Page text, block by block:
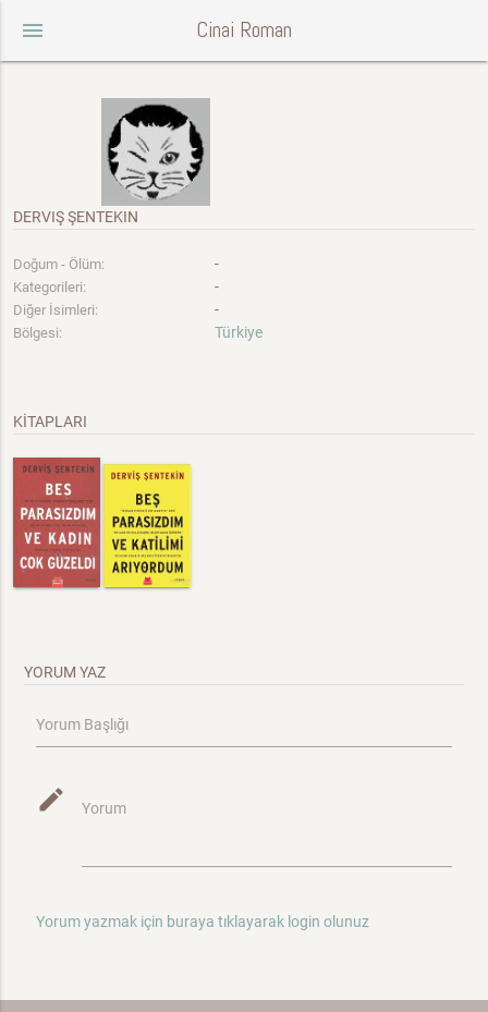
menu Cinai Roman
DERVIŞ ŞENTEKIN
Doğum - Ölüm: -
Kategorileri: -
Diğer İsimleri: -
Bölgesi: Türkiye
KİTAPLARI
YORUM YAZ
Yorum Başlığı
mode_edit Yorum
Yorum yazmak için buraya tıklayarak login olunuz